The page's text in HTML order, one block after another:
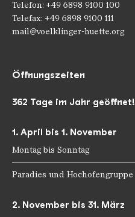
Telefon: +49 6898 9100 100
Telefax: +49 6898 9100 111
mail@voelklinger-huette.org
Öffnungszeiten
362 Tage im Jahr geöffnet!
1. April bis 1. November
Montag bis Sonntag
Paradies und Hochofengruppe
2. November bis 31. März